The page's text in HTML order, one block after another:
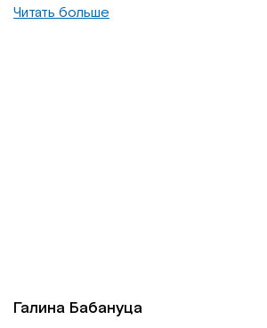
Читать больше
Галина Бабануца